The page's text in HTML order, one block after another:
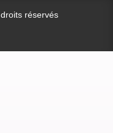
réservés